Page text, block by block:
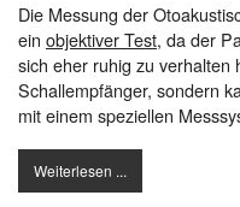
Die Messung der
ein objektiver Test, da der
sich eher ruhig zu verhalten
Schallempfänger, sondern
mit einem speziellen
Weiterlesen ...